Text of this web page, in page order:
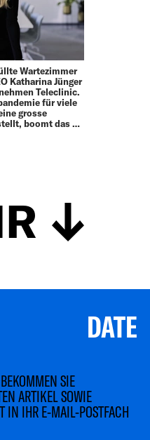
Wartezimmer
Katharina Jünger
Teleclinic.
für viele
grosse
boomt das …
SIE
ARTIKEL SOWIE
IN IHR E-MAIL-POSTFACH